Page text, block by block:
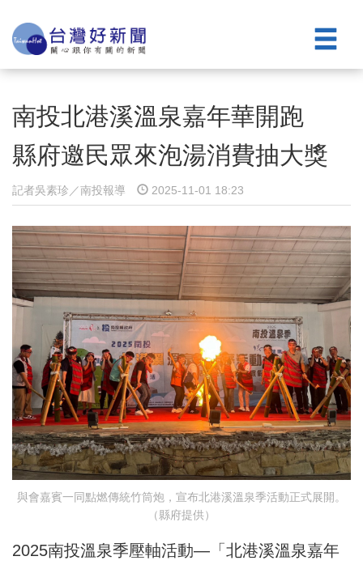
南投北港溪溫泉嘉年華開跑
縣府邀民眾來泡湯消費抽大獎
記者吳素珍／南投報導 2025-11-01 18:23
與會嘉賓一同點燃傳統竹筒炮，宣布北港溪溫泉季活動正式展開。
（縣府提供）
2025南投溫泉季壓軸活動—「北港溪溫泉嘉年